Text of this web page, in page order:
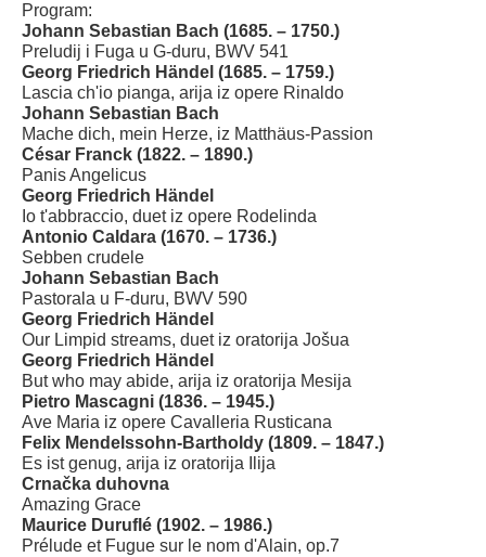
Program:
Johann Sebastian Bach (1685. – 1750.)
Preludij i Fuga u G-duru, BWV 541
Georg Friedrich Händel (1685. – 1759.)
Lascia ch'io pianga, arija iz opere Rinaldo
Johann Sebastian Bach
Mache dich, mein Herze, iz Matthäus-Passion
César Franck (1822. – 1890.)
Panis Angelicus
Georg Friedrich Händel
Io t'abbraccio, duet iz opere Rodelinda
Antonio Caldara (1670. – 1736.)
Sebben crudele
Johann Sebastian Bach
Pastorala u F-duru, BWV 590
Georg Friedrich Händel
Our Limpid streams, duet iz oratorija Jošua
Georg Friedrich Händel
But who may abide, arija iz oratorija Mesija
Pietro Mascagni (1836. – 1945.)
Ave Maria iz opere Cavalleria Rusticana
Felix Mendelssohn-Bartholdy (1809. – 1847.)
Es ist genug, arija iz oratorija Ilija
Crnačka duhovna
Amazing Grace
Maurice Duruflé (1902. – 1986.)
Prélude et Fugue sur le nom d'Alain, op.7